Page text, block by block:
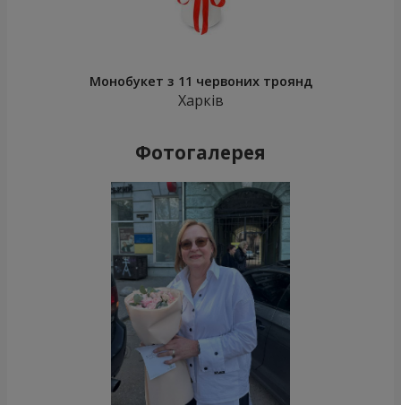
Монобукет з 11 червоних троянд
Харків
Фотогалерея